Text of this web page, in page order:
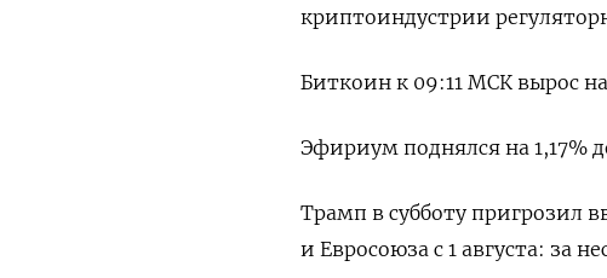
криптоиндустрии
Биткоин к 09:11 МСК вырос
Эфириум поднялся на 1,17%
Трамп в субботу пригрозил
и Евросоюза с 1 августа: за